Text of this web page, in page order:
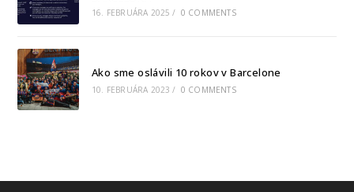
16. FEBRUÁRA 2025 / 0 COMMENTS
Ako sme oslávili 10 rokov v Barcelone
10. FEBRUÁRA 2023 / 0 COMMENTS